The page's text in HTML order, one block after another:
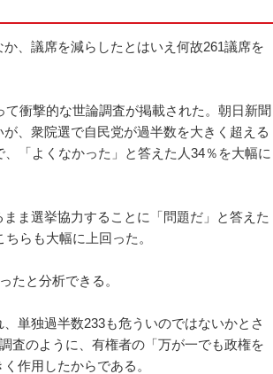
、議席を減らしたとはいえ何故261議席を
衝撃的な世論調査が掲載された。朝日新聞
、衆院選で自民党が過半数を大きく超える
「よくなかった」と答えた人34％を大幅に
ま選挙協力することに「問題だ」と答えた
らも大幅に上回った。
たと分析できる。
単独過半数233も危ういのではないかとさ
査のように、有権者の「万が一でも政権を
作用したからである。